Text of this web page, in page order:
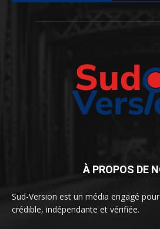
À PROPOS DE
Sud-Version est un média engagé
crédible, indépendante et vérifiée.